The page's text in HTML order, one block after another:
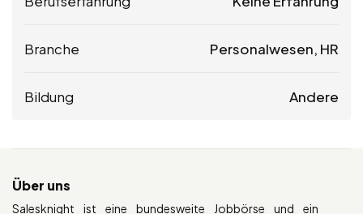
Branche Personalwesen, HR
Bildung Andere
Über uns
Salesknight ist eine bundesweite Jobbörse und ein